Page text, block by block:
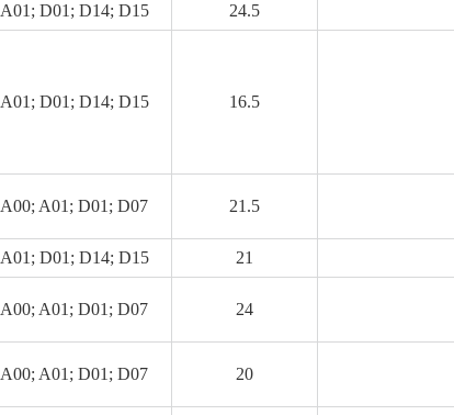
A01; D01; D14; D15 24.5
A01; D01; D14; D15 16.5
A00; A01; D01; D07 21.5
A01; D01; D14; D15 21
A00; A01; D01; D07 24
A00; A01; D01; D07 20